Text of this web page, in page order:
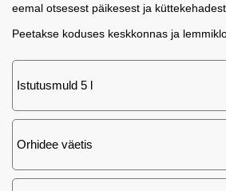
eemal otsesest päikesest ja küttekehadest.
Peetakse koduses keskkonnas ja
Istutusmuld 5 l
Orhidee väetis